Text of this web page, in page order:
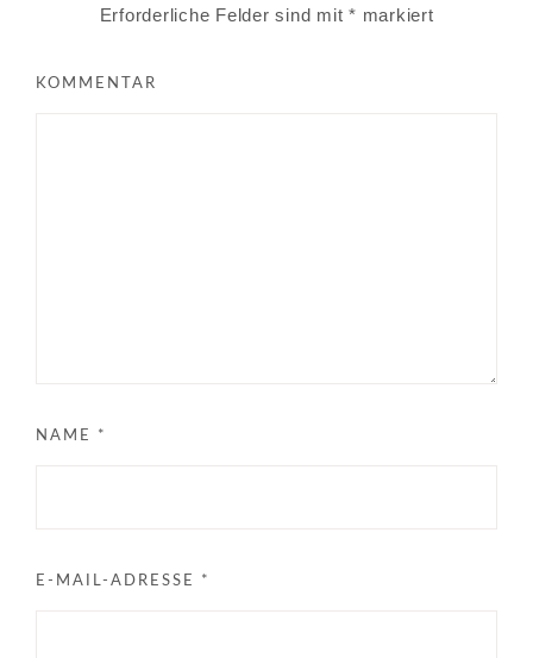
Erforderliche Felder sind mit * markiert
KOMMENTAR
NAME *
E-MAIL-ADRESSE *